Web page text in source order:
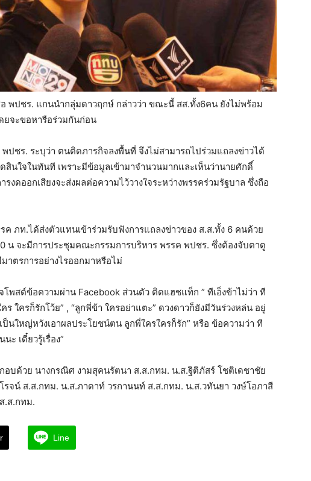
พปชร. แกนนำกลุ่มดาวฤกษ์ กล่าวว่า ขณะนี้ สส.ทั้ง6คน ยังไม่พร้อม
ยจะขอหารือร่วมกันก่อน
ชร. ระบุว่า ตนติดภารกิจลงพื้นที่ จึงไม่สามารถไปร่วมแถลงข่าวได้
สินใจในทันที เพราะมีข้อมูลเข้ามาจำนวนมากและเห็นว่านายศักดิ์
งดออกเสียงจะส่งผลต่อความไว้วางใจระหว่างพรรคร่วมรัฐบาล ซึ่งถือ
ค ภท.ได้ส่งตัวแทนเข้าร่วมรับฟังการแถลงข่าวของ ส.ส.ทั้ง 6 คนด้วย
น จะมีการประชุมคณะกรรมการบริหาร พรรค พปชร. ซึ่งต้องจับตาดู
าตรการอย่างไรออกมาหรือไม่
พสต์ข้อความผ่าน Facebook ส่วนตัว ติดแฮชแท็ก ” ทีเอ็งข้าไม่ว่า ที
ร ใครก็รักโว้ย” , “ลูกพี่ข้า ใครอย่าแตะ” ดวงดาวก็ยังมีวันร่วงหล่น อยู่
นใหญ่หวังเอาผลประโยชน์ตน ลูกพี่ใครใครก็รัก” หรือ ข้อความว่า ที
ะ เดี๋ยวรู้เรื่อง”
อบด้วย นางกรณิศ งามสุคนรัตนา ส.ส.กทม. น.ส.ฐิติภัสร์ โชติเดชาชัย
จน์ ส.ส.กทม. น.ส.ภาดาท์ วรกานนท์ ส.ส.กทม. น.ส.วทันยา วงษ์โอภาสี
.ส.กทม.
Line